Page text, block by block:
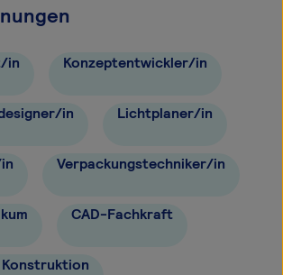
in Konzeptentwickler/in
in Lichtplaner/in
Verpackungstechniker/in
CAD-Fachkraft